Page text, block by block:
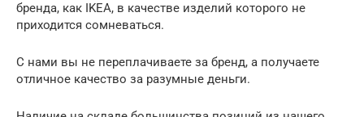
бренда, как IKEA, в качестве изделий которого не
приходится сомневаться.
С нами вы не переплачиваете за бренд, а получаете
отличное качество за разумные деньги.